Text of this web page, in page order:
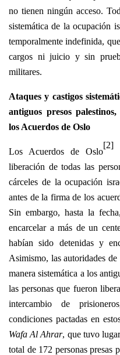
no tienen ningún acceso.
sistemática de la ocupación
temporalmente indefinida,
cargos ni juicio y sin
militares.
Ataques y castigos
antiguos presos
los Acuerdos de Oslo
Los Acuerdos de Oslo
[2]
liberación de todas las
cárceles de la ocupación
antes de la firma de los
Sin embargo, hasta la
encarcelar a más de un
habían sido detenidas y
Asimismo, las autoridades
manera sistemática a los
las personas que fueron
intercambio de
condiciones pactadas en
Wafa Al Ahrar, que tuvo
total de 172 personas presas